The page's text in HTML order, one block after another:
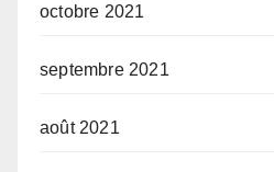
octobre 2021
septembre 2021
août 2021